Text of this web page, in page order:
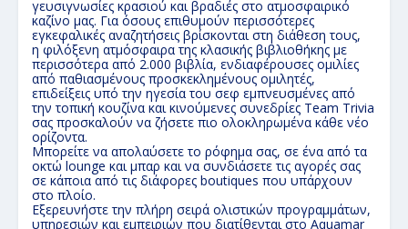
γευσιγνωσίες κρασιού και βραδιές στο ατμοσφαιρικό
καζίνο μας. Για όσους επιθυμούν περισσότερες
εγκεφαλικές αναζητήσεις βρίσκονται στη διάθεση τους,
η φιλόξενη ατμόσφαιρα της κλασικής βιβλιοθήκης με
περισσότερα από 2.000 βιβλία, ενδιαφέρουσες ομιλίες
από παθιασμένους προσκεκλημένους ομιλητές,
επιδείξεις υπό την ηγεσία του σεφ εμπνευσμένες από
την τοπική κουζίνα και κινούμενες συνεδρίες Team Trivia
σας προσκαλούν να ζήσετε πιο ολοκληρωμένα κάθε νέο
ορίζοντα.
Μπορείτε να απολαύσετε το ρόφημα σας, σε ένα από τα
οκτώ lounge και μπαρ και να συνδιάσετε τις αγορές σας
σε κάποια από τις διάφορες boutiques που υπάρχουν
στο πλοίο.
Εξερευνήστε την πλήρη σειρά ολιστικών προγραμμάτων,
υπηρεσιών και εμπειριών που διατίθενται στο Aquamar